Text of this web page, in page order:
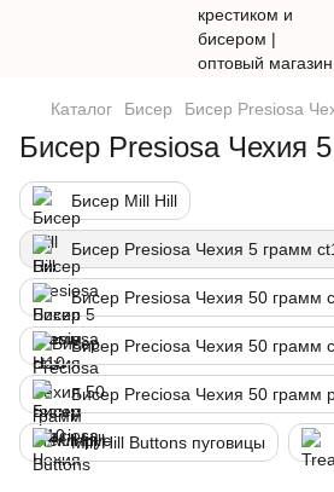
Каталог Бисер Бисер Presiosa
Бисер Presiosa Чехия
Бисер Mill Hill
Бисер Presiosa Чехия 5 грамм
Бисер Presiosa Чехия 50 грамм
Бисер Preciosa Чехия 50 грамм
Бисер Preciosa Чехия 50 грамм
Mill Hill Buttons пуговицы